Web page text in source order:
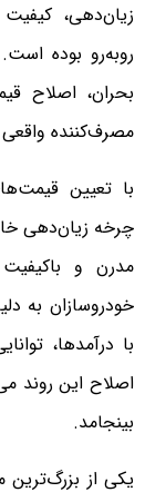
زیان‌دهی،
روبه‌رو بوده
بحران، اصلاح
مصرف‌کننده واقعی
با تعیین
چرخه زیان‌دهی
مدرن و
خودروسازان به
با درآمدها،
اصلاح این روند
بینجامد.
یکی از بزرگ‌ترین